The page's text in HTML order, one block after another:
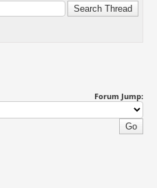
Forum Jump: